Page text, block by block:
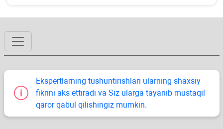
Ekspertlarning tushuntirishlari ularning shaхsiy
fikrini aks ettiradi va Siz ularga tayanib mustaqil
qaror qabul qilishingiz mumkin.